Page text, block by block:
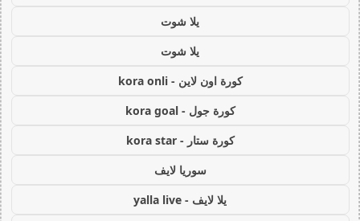
يلا شوت
يلا شوت
كورة اون لاين - kora onli
كورة جول - kora goal
كورة ستار - kora star
سوريا لايف
يلا لايف - yalla live